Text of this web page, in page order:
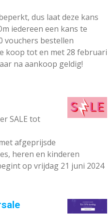
dus laat deze kans
iedereen een kans te
vouchers bestellen
koop tot en met 28 februari
na aankoop geldig!
SALE tot
afgeprijsde
heren en kinderen
op vrijdag 21 juni 2024